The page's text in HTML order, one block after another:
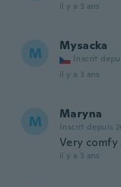
il y a 3 ans
M Mysacka
Inscrit
il y a 3 ans
M Maryna
Inscrit depuis
Very
il y a 3 ans